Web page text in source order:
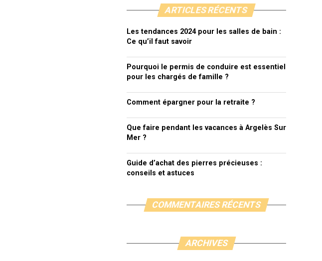
ARTICLES RÉCENTS
Les tendances 2024 pour les salles de bain :
Ce qu’il faut savoir
Pourquoi le permis de conduire est essentiel
pour les chargés de famille ?
Comment épargner pour la retraite ?
Que faire pendant les vacances à Argelès Sur
Mer ?
Guide d’achat des pierres précieuses :
conseils et astuces
COMMENTAIRES RÉCENTS
ARCHIVES